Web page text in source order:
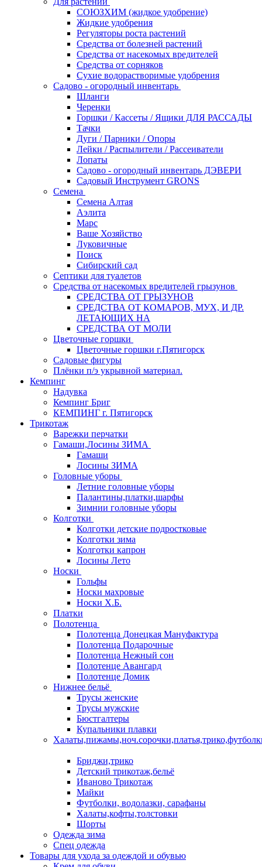
СОЮЗХИМ (жидкое удобрение)
Жидкие удобрения
Регуляторы роста растений
Средства от болезней растений
Средства от насекомых вредителей
Средства от сорняков
Сухие водорастворимые удобрения
Садово - огородный инвентарь
Шланги
Черенки
Горшки / Кассеты / Ящики ДЛЯ РАССАДЫ
Тачки
Дуги / Парники / Опоры
Лейки / Распылители / Рассеиватели
Лопаты
Садово - огородный инвентарь ДЭВЕРИ
Садовый Инструмент GRONS
Семена
Семена Алтая
Аэлита
Марс
Ваше Хозяйство
Луковичные
Поиск
Сибирский сад
Септики для туалетов
Средства от насекомых вредителей грызунов
СPEДСТВА ОТ ГРЫЗУНОВ
СРЕДСТВА ОТ КОМАРОВ, МУХ, И ДР.
ЛЕТАЮЩИХ НА
СРЕДСТВА ОТ МОЛИ
Цветочные горшки
Цветочные горшки г.Пятигорск
Садовые фигуры
Плёнки п/э укрывной материал.
Кемпинг
Надувка
Кемпинг Бриг
КЕМПИНГ г. Пятигорск
Трикотаж
Варежки перчатки
Гамаши,Лосины ЗИМА
Гамаши
Лосины ЗИМА
Головные уборы
Летние головные уборы
Палантины,платки,шарфы
Зимнии головные уборы
Колготки
Колготки детские подростковые
Колготки зима
Колготки капрон
Лосины Лето
Носки
Гольфы
Носки махровые
Носки Х.Б.
Платки
Полотенца
Полотенца Донецкая Мануфактура
Полотенца Подарочные
Полотенца Нежный сон
Полотенце Авангард
Полотенце Домик
Нижнее бельё
Трусы женские
Трусы мужские
Бюстгалтеры
Купальники плавки
Бриджи,трико
Детский трикотаж,бельё
Иваново Трикотаж
Майки
Футболки, водолазки, сарафаны
Халаты,кофты,толстовки
Шорты
Одежда зима
Спец одежда
Товары для ухода за одеждой и обувью